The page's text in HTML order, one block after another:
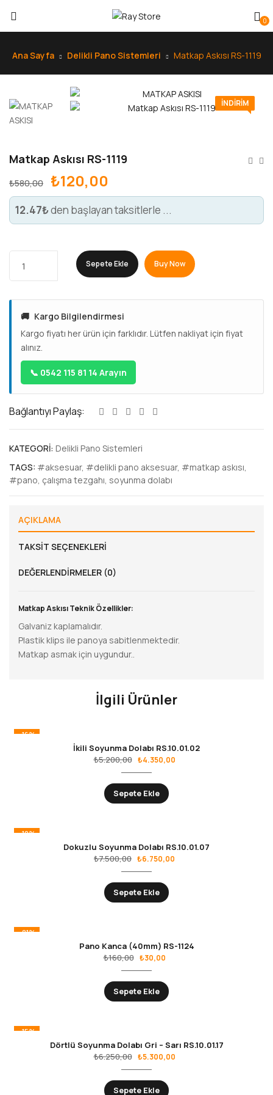
0
Ana Sayfa Delikli Pano Sistemleri Matkap Askısı RS-1119
INDIRIM
Matkap Askısı RS-1119
₺580,00 ₺120,00
12.47₺den başlayan taksitlerle ...
Sepete Ekle Buy Now
🚚 Kargo Bilgilendirmesi
Kargo fiyatı her ürün için farklıdır. Lütfen nakliyat için fiyat
alınız.
📞 0542 115 81 14 Arayın
Bağlantıyı Paylaş:
KATEGORI: Delikli Pano Sistemleri
TAGS: #aksesuar, #delikli pano aksesuar, #matkap askısı,
#pano, çalışma tezgahı, soyunma dolabı
AÇIKLAMA
TAKSIT SEÇENEKLERI
DEĞERLENDIRMELER (0)
Matkap Askısı Teknik Özellikler:
Galvaniz kaplamalıdır.
Plastik klips ile panoya sabitlenmektedir.
Matkap asmak için uygundur..
İlgili Ürünler
-16%
İkili Soyunma Dolabı RS.10.01.02
₺5.200,00 ₺4.350,00
Sepete Ekle
-10%
Dokuzlu Soyunma Dolabı RS.10.01.07
₺7.500,00 ₺6.750,00
Sepete Ekle
-81%
Pano Kanca (40mm) RS-1124
₺160,00 ₺30,00
Sepete Ekle
-15%
Dörtlü Soyunma Dolabı Gri – Sarı RS.10.01.17
₺6.250,00 ₺5.300,00
Sepete Ekle